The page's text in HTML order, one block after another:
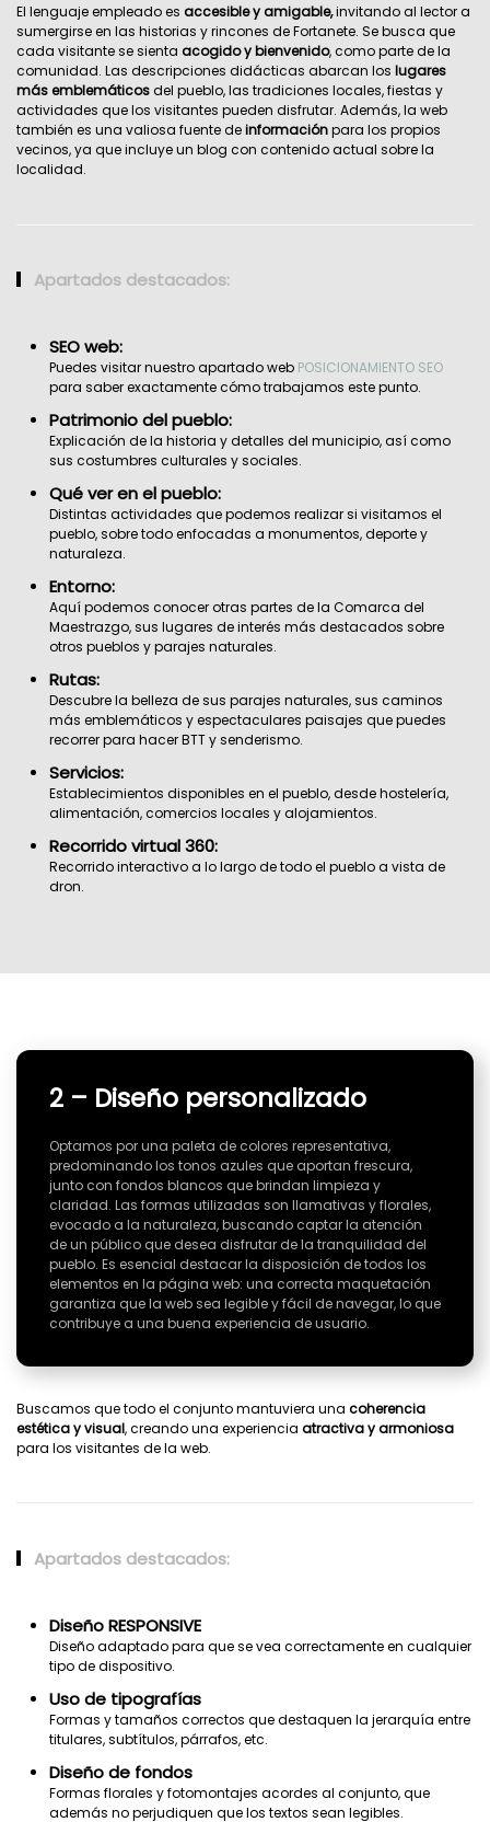
El lenguaje empleado es accesible y amigable,invitando al lector a
sumergirse en las historias y rincones de Fortanete. Se busca que
cada visitante se sienta acogido y bienvenido, como parte de la
comunidad. Las descripciones didácticas abarcan los lugares
más emblemáticosdel pueblo, las tradiciones locales, fiestas y
actividades que los visitantes pueden disfrutar. Además, la web
también es una valiosa fuente deinformaciónpara los propios
vecinos, ya que incluye un blog con contenido actual sobre la
localidad.
Apartados destacados:
SEO web:
Puedes visitar nuestro apartado web POSICIONAMIENTO SEO
para saber exactamente cómo trabajamos este punto.
Patrimonio del pueblo:
Explicación de la historia y detalles del municipio, así como
sus costumbres culturales y sociales.
Qué ver en el pueblo:
Distintas actividades que podemos realizar si visitamos el
pueblo, sobre todo enfocadas a monumentos, deporte y
naturaleza.
Entorno:
Aquí podemos conocer otras partes de la Comarca del
Maestrazgo, sus lugares de interés más destacados sobre
otros pueblos y parajes naturales.
Rutas:
Descubre la belleza de sus parajes naturales, sus caminos
más emblemáticos y espectaculares paisajes que puedes
recorrer para hacer BTT y senderismo.
Servicios:
Establecimientos disponibles en el pueblo, desde hostelería,
alimentación, comercios locales y alojamientos.
Recorrido virtual 360:
Recorrido interactivo a lo largo de todo el pueblo a vista de
dron.
2 – Diseño personalizado
Optamos por una paleta de colores representativa,
predominando los tonos azules que aportan frescura,
junto con fondos blancos que brindan limpieza y
claridad. Las formas utilizadas son llamativas y florales,
evocado a la naturaleza, buscando captar la atención
de un público que desea disfrutar de la tranquilidad del
pueblo. Es esencial destacar la disposición de todos los
elementos en la página web: una correcta maquetación
garantiza que la web sea legible y fácil de navegar, lo que
contribuye a una buena experiencia de usuario.
Buscamos que todo el conjunto mantuviera una coherencia
estética y visual, creando una experiencia atractiva y armoniosa
para los visitantes de la web.
Apartados destacados:
Diseño RESPONSIVE
Diseño adaptado para que se vea correctamente en cualquier
tipo de dispositivo.
Uso de tipografías
Formas y tamaños correctos que destaquen la jerarquía entre
titulares, subtítulos, párrafos, etc.
Diseño de fondos
Formas florales y fotomontajes acordes al conjunto, que
además no perjudiquen que los textos sean legibles.